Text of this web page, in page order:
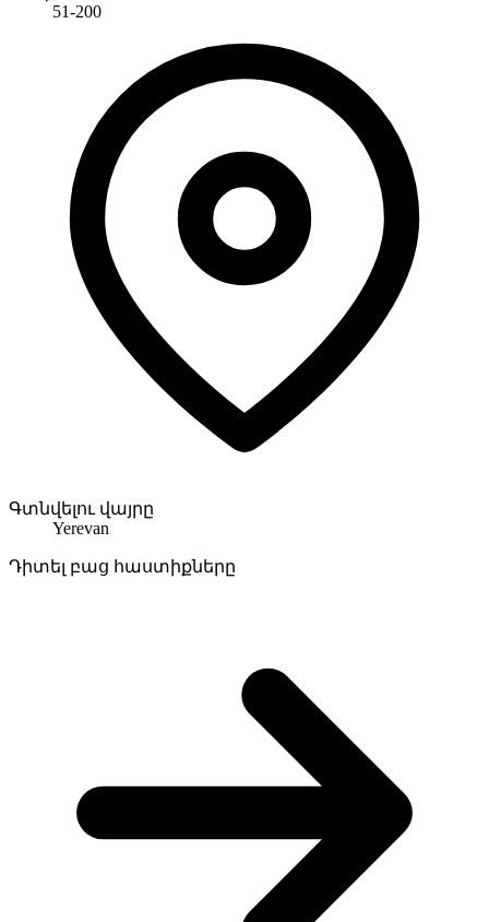
51-200
Գտնվելու վայրը
Yerevan
Դիտել բաց հաստիքները